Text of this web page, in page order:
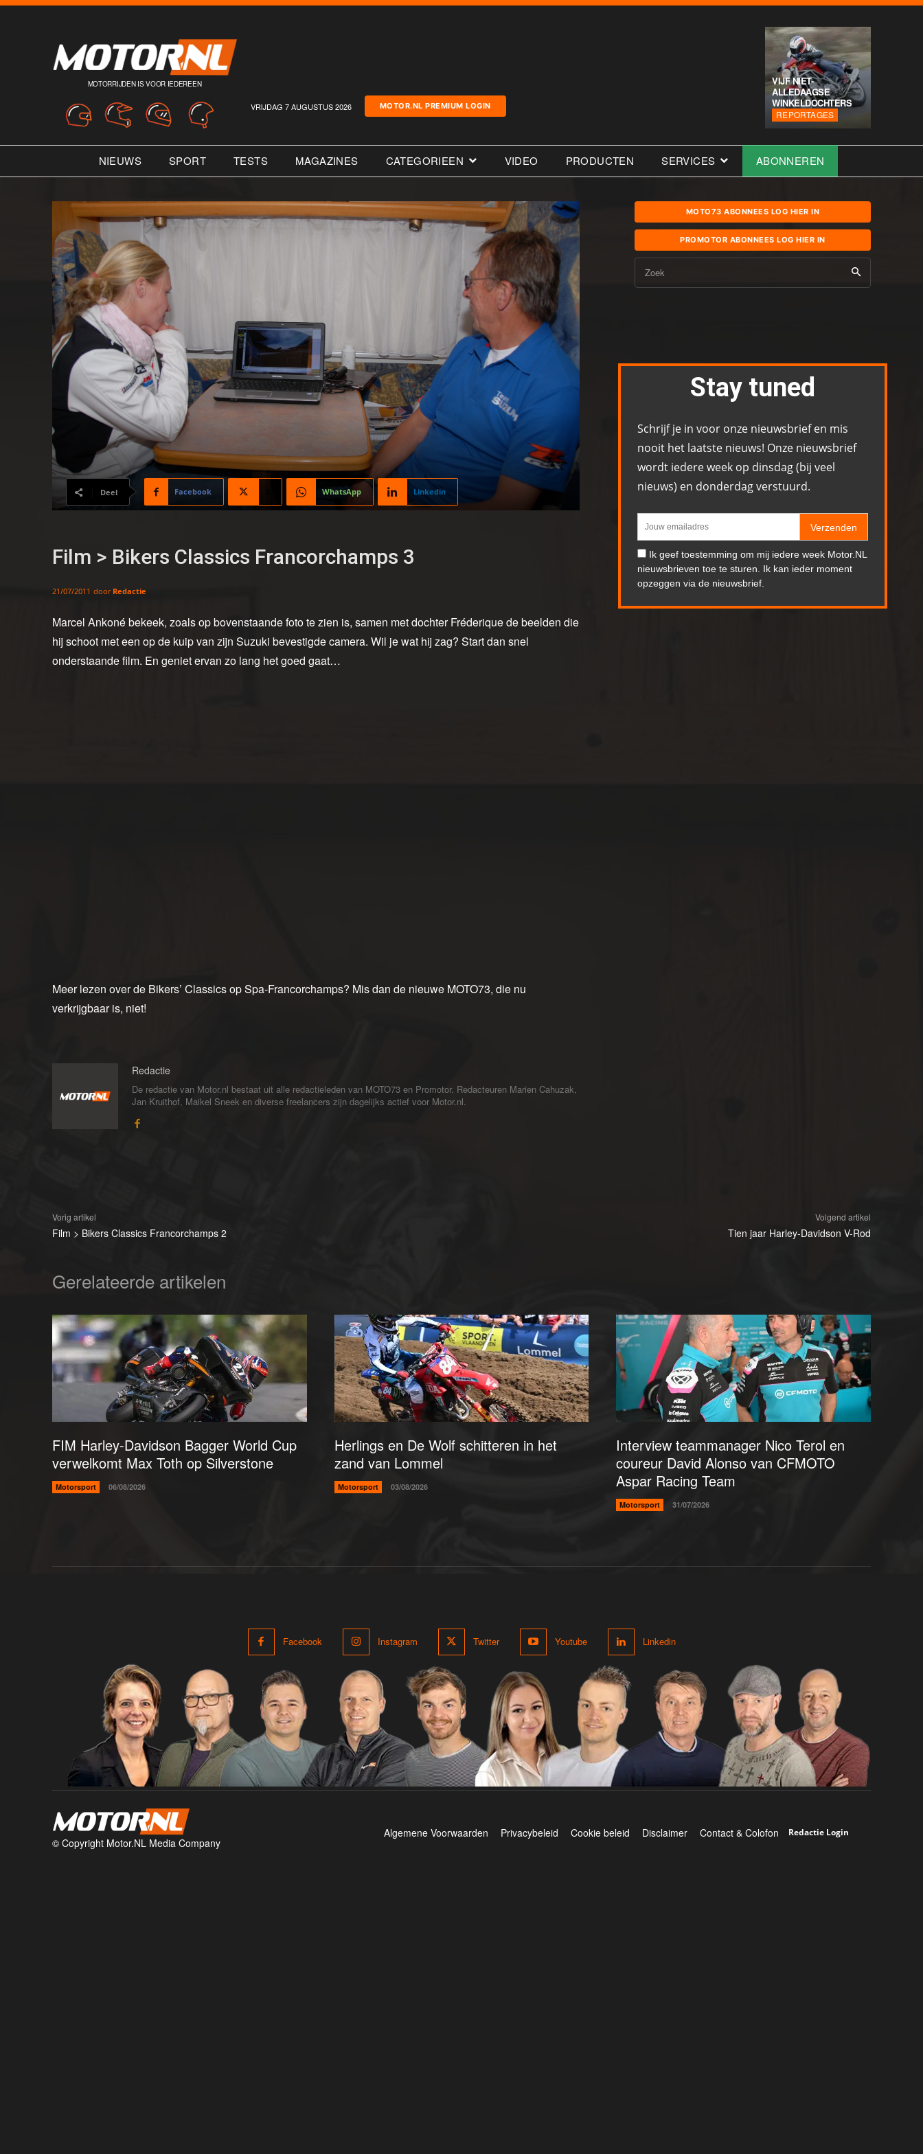
MOTORRIJDEN IS VOOR IEDEREEN
VRIJDAG 7 AUGUSTUS 2026 MOTOR.NL PREMIUM LOGIN
VIJF NIET-
ALLEDAAGSE
WINKELDOCHTERS
REPORTAGES
NIEUWS SPORT TESTS MAGAZINES CATEGORIEEN VIDEO PRODUCTEN SERVICES ABONNEREN
Deel Facebook WhatsApp Linkedin
Film > Bikers Classics Francorchamps 3
21/07/2011 door Redactie
Marcel Ankoné bekeek, zoals op bovenstaande foto te zien is, samen met dochter Fréderique de beelden die
hij schoot met een op de kuip van zijn Suzuki bevestigde camera. Wil je wat hij zag? Start dan snel
onderstaande film. En geniet ervan zo lang het goed gaat…
Meer lezen over de Bikers’ Classics op Spa-Francorchamps? Mis dan de nieuwe MOTO73, die nu
verkrijgbaar is, niet!
Redactie
De redactie van Motor.nl bestaat uit alle redactieleden van MOTO73 en Promotor. Redacteuren Marien Cahuzak,
Jan Kruithof, Maikel Sneek en diverse freelancers zijn dagelijks actief voor Motor.nl.
MOTO73 ABONNEES LOG HIER IN
PROMOTOR ABONNEES LOG HIER IN
Zoek
Stay tuned
Schrijf je in voor onze nieuwsbrief en mis
nooit het laatste nieuws! Onze nieuwsbrief
wordt iedere week op dinsdag (bij veel
nieuws) en donderdag verstuurd.
Verzenden
Ik geef toestemming om mij iedere week Motor.NL
nieuwsbrieven toe te sturen. Ik kan ieder moment
opzeggen via de nieuwsbrief.
Vorig artikel
Film > Bikers Classics Francorchamps 2
Volgend artikel
Tien jaar Harley-Davidson V-Rod
Gerelateerde artikelen
FIM Harley-Davidson Bagger World Cup
verwelkomt Max Toth op Silverstone
Motorsport 06/08/2026
Herlings en De Wolf schitteren in het
zand van Lommel
Motorsport 03/08/2026
Interview teammanager Nico Terol en
coureur David Alonso van CFMOTO
Aspar Racing Team
Motorsport 31/07/2026
Facebook Instagram Twitter Youtube Linkedin
© Copyright Motor.NL Media Company
Algemene Voorwaarden Privacybeleid Cookie beleid Disclaimer Contact & Colofon Redactie Login